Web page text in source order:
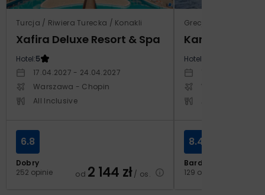
Turcja / Riwiera Turecka / Konakli
Xafira Deluxe Resort & Spa
Hotel:5
17.04.2027 - 24.04.2027
Warszawa - Chopin
All Inclusive
Dobry
252 opinie
6.8
od 2 144 zł/ os.
Grecja / Samos /
Kampos
Hotel:
Warszawa -
Bardzo dobry
129 opinii
8.4